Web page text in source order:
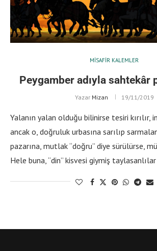
MISAFIR KALEMLER
Peygamber adıyla sahtekâr
Yazar Mizan 19/11/2019
Yalanın yalan olduğu bilinirse tesiri kırılır,
ancak o, doğruluk urbasına sarılıp
pazarına, mutlak “doğru” diye sürülürse,
Hele buna, “din” kisvesi giymiş